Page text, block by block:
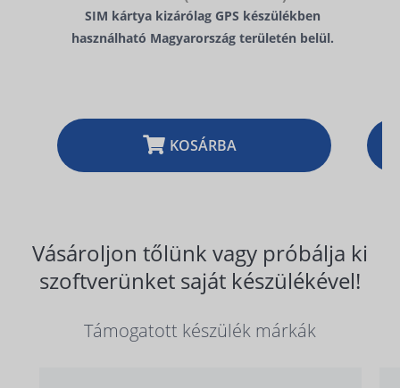
SIM kártya kizárólag GPS készülékben
használható Magyarország területén belül.
KOSÁRBA
Vásároljon tőlünk vagy próbálja ki
szoftverünket saját készülékével!
Támogatott készülék márkák